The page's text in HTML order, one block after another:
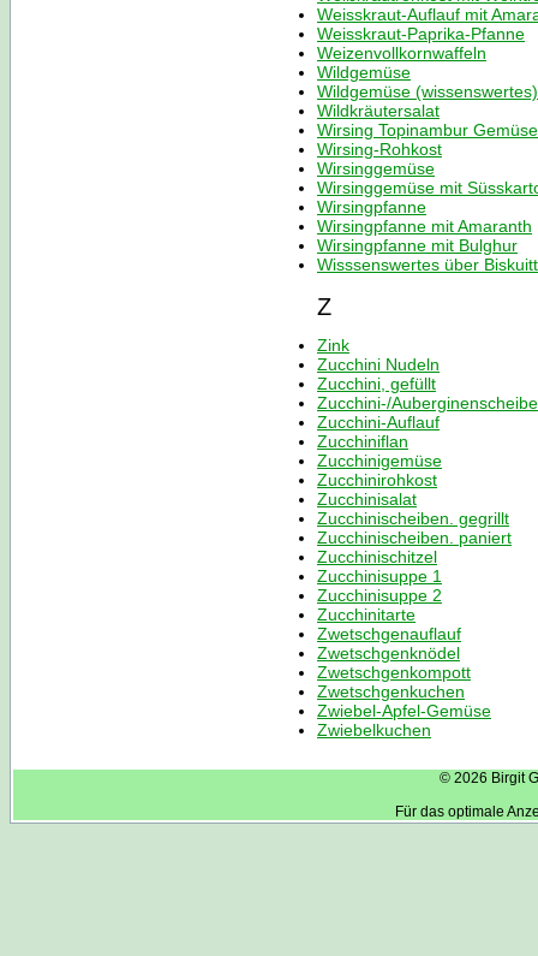
Weisskraut-Auflauf mit
Weisskraut-Paprika-Pfanne
Weizenvollkornwaffeln
Wildgemüse
Wildgemüse (wissenswertes)
Wildkräutersalat
Wirsing Topinambur Gemüse
Wirsing-Rohkost
Wirsinggemüse
Wirsinggemüse mit
Wirsingpfanne
Wirsingpfanne mit Amaranth
Wirsingpfanne mit Bulghur
Wisssenswertes über
Z
Zink
Zucchini Nudeln
Zucchini, gefüllt
Zucchini-/
Zucchini-Auflauf
Zucchiniflan
Zucchinigemüse
Zucchinirohkost
Zucchinisalat
Zucchinischeiben. gegrillt
Zucchinischeiben. paniert
Zucchinischitzel
Zucchinisuppe 1
Zucchinisuppe 2
Zucchinitarte
Zwetschgenauflauf
Zwetschgenknödel
Zwetschgenkompott
Zwetschgenkuchen
Zwiebel-Apfel-Gemüse
Zwiebelkuchen
© 2026 Birgit
Für das optimale